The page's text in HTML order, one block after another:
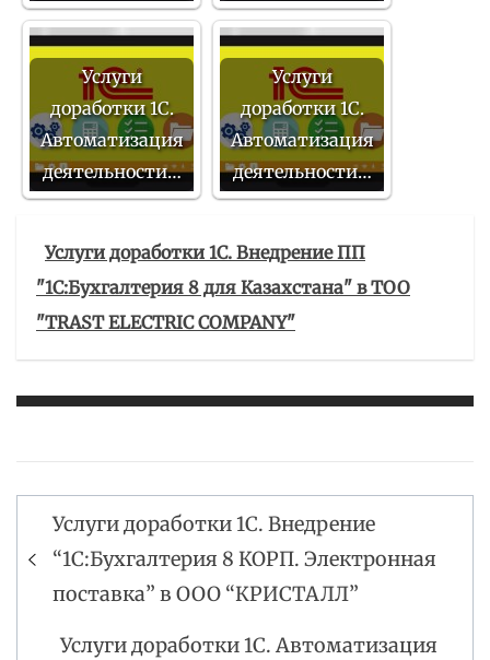
Услуги
доработки 1С.
Автоматизация
деятельности…
Услуги
доработки 1С.
Автоматизация
деятельности…
Услуги доработки 1С. Внедрение ПП
"1С:Бухгалтерия 8 для Казахстана" в ТОО
"TRAST ELECTRIC COMPANY"
Навигация
по
записям
Услуги доработки 1С. Внедрение
“1С:Бухгалтерия 8 КОРП. Электронная
поставка” в ООО “КРИСТАЛЛ”
Услуги доработки 1С. Автоматизация